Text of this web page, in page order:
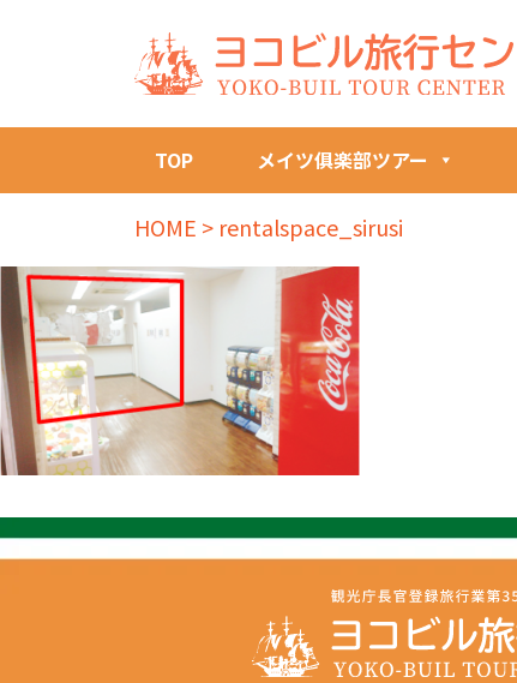
TOP メイツ俱楽部ツアー
HOME > rentalspace_sirusi